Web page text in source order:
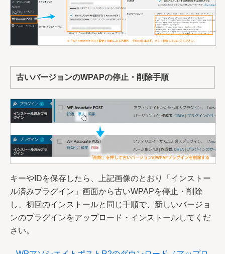
古いバージョンのWPAPの停止・削除手順
キーやIDを保存したら、上記画像のとおり「インストー
ル済みプラグイン」画面から古いWPAPを停止・削除
し、初回のインストールと同じ手順で、新しいバージョ
ンのプラグインをアップロード・インストールしてくだ
さい。